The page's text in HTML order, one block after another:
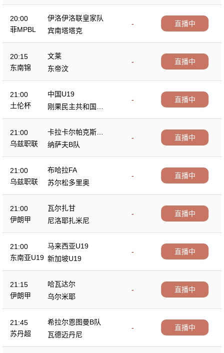
20:00
菲MPBL
伊洛伊洛联皇家队
-
宾南塔塔克
直播中
20:15
东南锦
文莱
-
东帝汶
直播中
21:00
土伦杯
中国U19
-
刚果民主共和国U2
3
直播中
21:00
乌兹职联
卡拉卡尔帕克斯坦F
A
-
纳萨夫B队
直播中
21:00
乌兹职联
布哈拉FA
-
苏尔松多里奥
直播中
21:00
伊朗甲
瓦尔扎甘
-
尼洛耶扎米尼
直播中
21:00
东南亚U19
马来西亚U19
-
新加坡U19
直播中
21:15
伊朗甲
哈瓦达尔
-
乌尔米耶
直播中
21:45
苏丹超
希拉尔恩图曼B队
-
瓦德迈丹尼
直播中